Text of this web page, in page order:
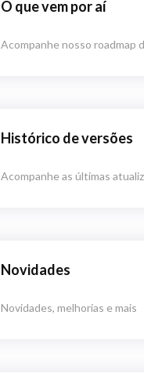
O que vem por aí
Acompanhe nosso roadmap
Histórico de versões
Acompanhe as últimas
Novidades
Novidades, melhorias e mais